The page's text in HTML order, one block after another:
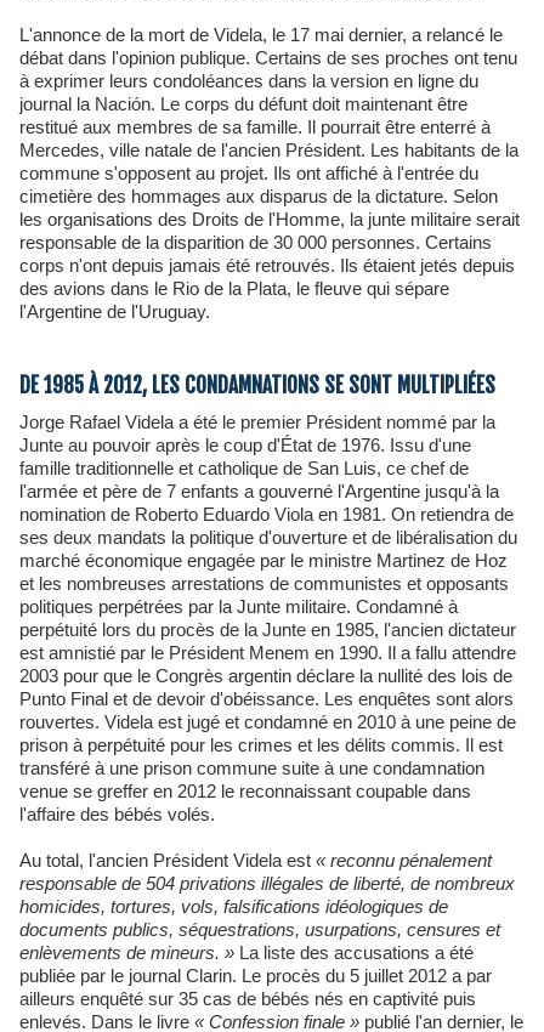
L'annonce de la mort de Videla, le 17 mai dernier, a relancé le
débat dans l'opinion publique. Certains de ses proches ont tenu
à exprimer leurs condoléances dans la version en ligne du
journal la Nación. Le corps du défunt doit maintenant être
restitué aux membres de sa famille. Il pourrait être enterré à
Mercedes, ville natale de l'ancien Président. Les habitants de la
commune s'opposent au projet. Ils ont affiché à l'entrée du
cimetière des hommages aux disparus de la dictature. Selon
les organisations des Droits de l'Homme, la junte militaire serait
responsable de la disparition de 30 000 personnes. Certains
corps n'ont depuis jamais été retrouvés. Ils étaient jetés depuis
des avions dans le Rio de la Plata, le fleuve qui sépare
l'Argentine de l'Uruguay.
DE 1985 À 2012, LES CONDAMNATIONS SE SONT MULTIPLIÉES
Jorge Rafael Videla a été le premier Président nommé par la
Junte au pouvoir après le coup d'État de 1976. Issu d'une
famille traditionnelle et catholique de San Luis, ce chef de
l'armée et père de 7 enfants a gouverné l'Argentine jusqu'à la
nomination de Roberto Eduardo Viola en 1981. On retiendra de
ses deux mandats la politique d'ouverture et de libéralisation du
marché économique engagée par le ministre Martinez de Hoz
et les nombreuses arrestations de communistes et opposants
politiques perpétrées par la Junte militaire. Condamné à
perpétuité lors du procès de la Junte en 1985, l'ancien dictateur
est amnistié par le Président Menem en 1990. Il a fallu attendre
2003 pour que le Congrès argentin déclare la nullité des lois de
Punto Final et de devoir d'obéissance. Les enquêtes sont alors
rouvertes. Videla est jugé et condamné en 2010 à une peine de
prison à perpétuité pour les crimes et les délits commis. Il est
transféré à une prison commune suite à une condamnation
venue se greffer en 2012 le reconnaissant coupable dans
l'affaire des bébés volés.
Au total, l'ancien Président Videla est « reconnu pénalement
responsable de 504 privations illégales de liberté, de nombreux
homicides, tortures, vols, falsifications idéologiques de
documents publics, séquestrations, usurpations, censures et
enlèvements de mineurs. » La liste des accusations a été
publiée par le journal Clarin. Le procès du 5 juillet 2012 a par
ailleurs enquêté sur 35 cas de bébés nés en captivité puis
enlevés. Dans le livre « Confession finale » publié l'an dernier, le